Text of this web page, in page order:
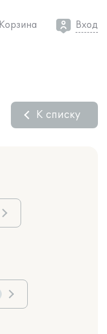
Корзина Вход
К списку